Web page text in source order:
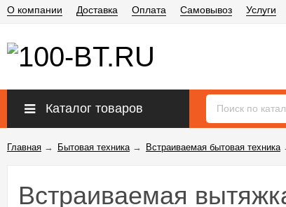
О компании Доставка Оплата Самовывоз Услуги
Каталог товаров
Главная → Бытовая техника→ Встраиваемая бытовая техника
Встраиваемая